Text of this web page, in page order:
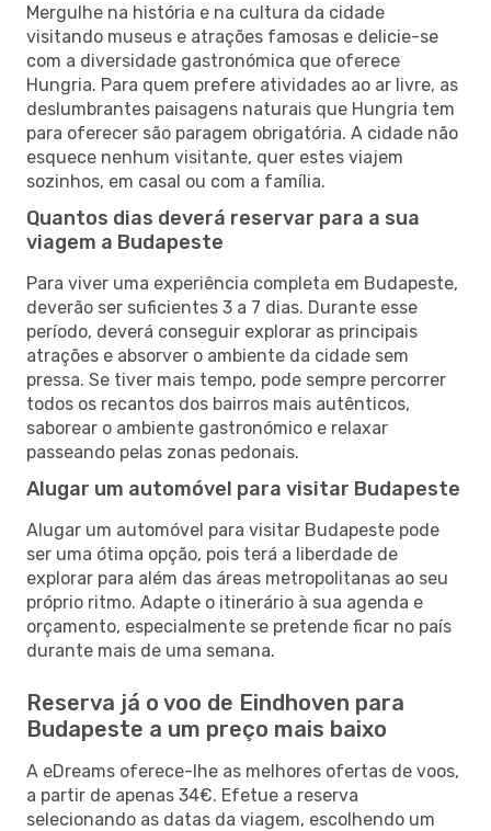
Mergulhe na história e na cultura da cidade
visitando museus e atrações famosas e delicie-se
com a diversidade gastronómica que oferece
Hungria. Para quem prefere atividades ao ar livre, as
deslumbrantes paisagens naturais que Hungria tem
para oferecer são paragem obrigatória. A cidade não
esquece nenhum visitante, quer estes viajem
sozinhos, em casal ou com a família.
Quantos dias deverá reservar para a sua
viagem a Budapeste
Para viver uma experiência completa em Budapeste,
deverão ser suficientes 3 a 7 dias. Durante esse
período, deverá conseguir explorar as principais
atrações e absorver o ambiente da cidade sem
pressa. Se tiver mais tempo, pode sempre percorrer
todos os recantos dos bairros mais autênticos,
saborear o ambiente gastronómico e relaxar
passeando pelas zonas pedonais.
Alugar um automóvel para visitar Budapeste
Alugar um automóvel para visitar Budapeste pode
ser uma ótima opção, pois terá a liberdade de
explorar para além das áreas metropolitanas ao seu
próprio ritmo. Adapte o itinerário à sua agenda e
orçamento, especialmente se pretende ficar no país
durante mais de uma semana.
Reserva já o voo de Eindhoven para
Budapeste a um preço mais baixo
A eDreams oferece-lhe as melhores ofertas de voos,
a partir de apenas 34€. Efetue a reserva
selecionando as datas da viagem, escolhendo um